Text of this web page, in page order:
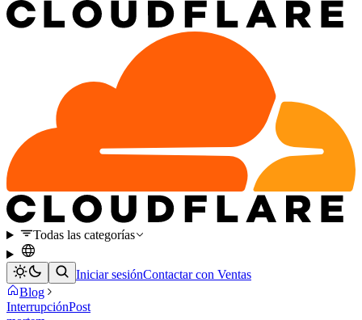
Todas las categorías
Iniciar sesiónContactar con Ventas
Blog
InterrupciónPost